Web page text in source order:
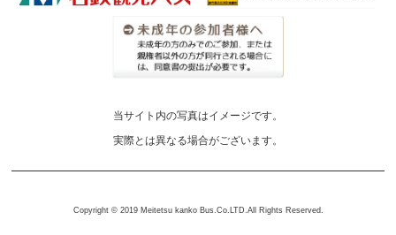
当サイト内の写真はイメージです。
実際とは異なる場合がございます。
Copyright © 2019 Meitetsu kanko Bus.Co.LTD.All Rights Reserved.